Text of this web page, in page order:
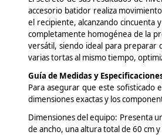
accesorio batidor realiza
el recipiente, alcanzando cincuenta
completamente homogénea de la
versátil, siendo ideal para preparar
varias tortas al mismo tiempo,
Guía de Medidas y
Para asegurar que este sofisticado
dimensiones exactas y los
Dimensiones del equipo: Presenta
de ancho, una altura total de 60 cm